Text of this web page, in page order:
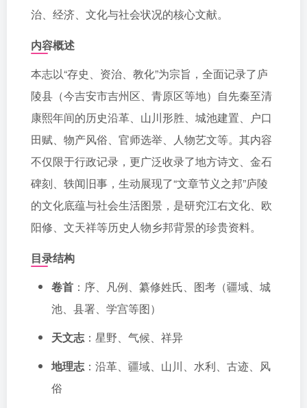
治、经济、文化与社会状况的核心文献。
内容概述
本志以“存史、资治、教化”为宗旨，全面记录了庐
陵县（今吉安市吉州区、青原区等地）自先秦至清
康熙年间的历史沿革、山川形胜、城池建置、户口
田赋、物产风俗、官师选举、人物艺文等。其内容
不仅限于行政记录，更广泛收录了地方诗文、金石
碑刻、轶闻旧事，生动展现了“文章节义之邦”庐陵
的文化底蕴与社会生活图景，是研究江右文化、欧
阳修、文天祥等历史人物乡邦背景的珍贵资料。
目录结构
卷首 ：序、凡例、纂修姓氏、图考（疆域、城
池、县署、学宫等图）
天文志：星野、气候、祥异
地理志：沿革、疆域、山川、水利、古迹、风
俗